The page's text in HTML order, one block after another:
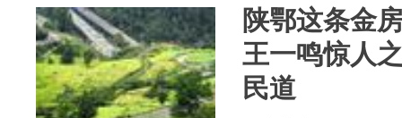
陕鄂这条金
王一鸣惊人
民道